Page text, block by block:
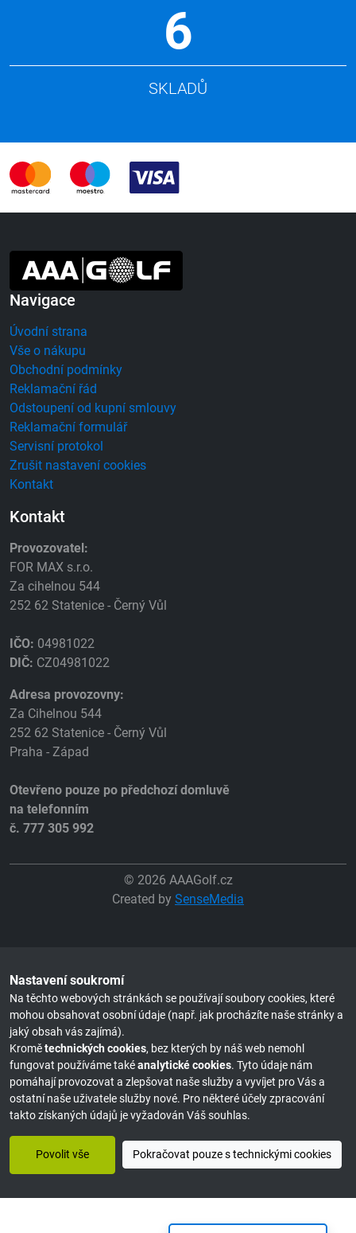
6
SKLADŮ
Navigace
Úvodní strana
Vše o nákupu
Obchodní podmínky
Reklamační řád
Odstoupení od kupní smlouvy
Reklamační formulář
Servisní protokol
Zrušit nastavení cookies
Kontakt
Kontakt
Provozovatel:
FOR MAX s.r.o.
Za cihelnou 544
252 62 Statenice - Černý Vůl
IČO: 04981022
DIČ: CZ04981022
Adresa provozovny:
Za Cihelnou 544
252 62 Statenice - Černý Vůl
Praha - Západ
Otevřeno pouze po předchozí domluvě
na telefonním
č. 777 305 992
© 2026 AAAGolf.cz
Created by SenseMedia
Nastavení soukromí
Na těchto webových stránkách se používají soubory cookies, které
mohou obsahovat osobní údaje (např. jak procházíte naše stránky a
jaký obsah vás zajímá).
Kromětechnických cookies, bez kterých by náš web nemohl
fungovat používáme takéanalytické cookies. Tyto údaje nám
pomáhají provozovat a zlepšovat naše služby a vyvíjet pro Vás a
ostatní naše uživatele služby nové. Pro některé účely zpracování
takto získaných údajů je vyžadován Váš souhlas.
Povolit vše Pokračovat pouze s technickými cookies